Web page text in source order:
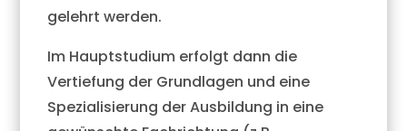
gelehrt werden.
Im Hauptstudium erfolgt dann die
Vertiefung der Grundlagen und eine
Spezialisierung der Ausbildung in eine